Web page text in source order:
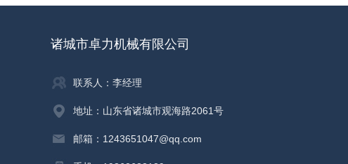
诸城市卓力机械有限公司
联系人：李经理
地址：山东省诸城市观海路2061号
邮箱：1243651047@qq.com